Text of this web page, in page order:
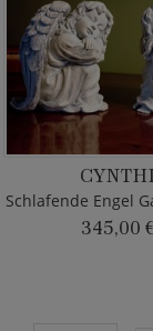
Schlafende Engel
345,00